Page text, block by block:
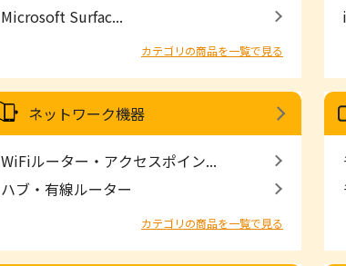
Microsoft Surfac...
カテゴリの商品を一覧で見る
ネットワーク機器
WiFiルーター・アクセスポイン...
ハブ・有線ルーター
カテゴリの商品を一覧で見る